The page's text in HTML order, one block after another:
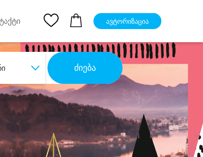
ავტორიზაცია
ძიება
დიდი დანაზოგით